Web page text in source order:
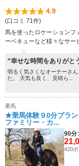
4.9
(口コミ 71件)
馬を使ったロケーションフ
ーベキューなど様々なサー
“幸せな時間をありがと
明るく気さくなオーナーさ
た。 天気も良く、見晴ら...
乗馬
★乗馬体験９0分プラ
ファミリー・カ...
90分
420